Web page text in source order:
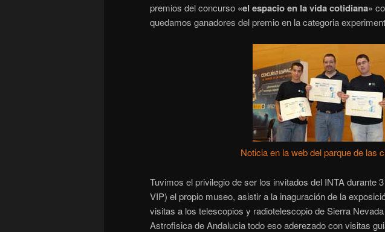
premios del concurso «el espacio en la vida cotidiana»
quedamos ganadores del premio en la categoria
Noticia en la web del parque de las
Tuvimos el privilegio de ser los invitados del INTA durante
VIP) el propio museo, asistir a la inaguración de la
visitas a los telescopios y radiotelescopio de Sierra
Astrofisica de Andalucia todo eso aderezado con visitas